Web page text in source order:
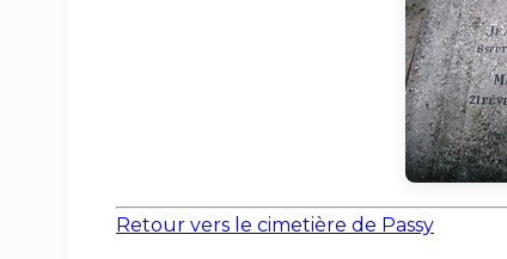
Retour vers le cimetière de Passy